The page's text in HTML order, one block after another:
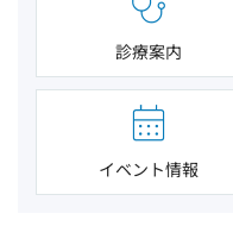
診療案内
イベント情報